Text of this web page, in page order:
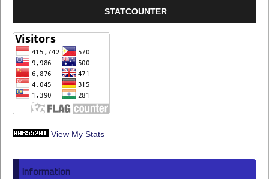
STATCOUNTER
View My Stats
Information